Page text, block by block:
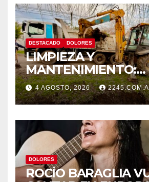
DESTACADO DOLORES
LIMPIEZA Y
MANTENIMIENTO:
CONTINÚAN LOS
DE ZANJEO EN
SECTORES DE LA
4 AGOSTO, 2026
DOLORES
ROCÍO BARAGLIA